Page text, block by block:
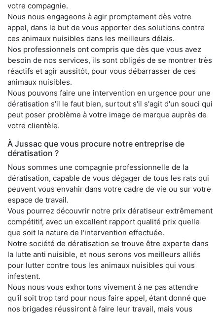
votre compagnie.
Nous nous engageons à agir promptement dès votre
appel, dans le but de vous apporter des solutions contre
ces animaux nuisibles dans les meilleurs délais.
Nos professionnels ont compris que dès que vous avez
besoin de nos services, ils sont obligés de se montrer très
réactifs et agir aussitôt, pour vous débarrasser de ces
animaux nuisibles.
Nous pouvons faire une intervention en urgence pour une
dératisation s'il le faut bien, surtout s'il s'agit d'un souci qui
peut poser problème à votre image de marque auprès de
votre clientèle.
À Jussac que vous procure notre entreprise de
dératisation ?
Nous sommes une compagnie professionnelle de la
dératisation, capable de vous dégager de tous les rats qui
peuvent vous envahir dans votre cadre de vie ou sur votre
espace de travail.
Vous pourrez découvrir notre prix dératiseur extrêmement
compétitif, avec un excellent rapport qualité prix quelle
que soit la nature de l'intervention effectuée.
Notre société de dératisation se trouve être experte dans
la lutte anti nuisible, et nous serons vos meilleurs alliés
pour lutter contre tous les animaux nuisibles qui vous
infestent.
Nous nous vous exhortons vivement à ne pas attendre
qu'il soit trop tard pour nous faire appel, étant donné que
nos brigades réussiront à faire leur travail, mais vous